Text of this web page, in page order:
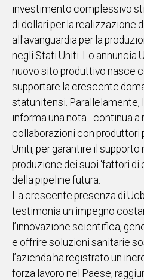
ALTRE
NOTIZIE
POLITICA
IN
ITALIA
NEL
MONDO
SPORT
EVENTI
STORIE
VIDEO
UNISCITI
investimento complessivo
di dollari per la realizzazione
all'avanguardia per la
negli Stati Uniti. Lo annuncia
nuovo sito produttivo nasce
supportare la crescente
statunitensi. Parallelamente,
informa una nota - continua
collaborazioni con produttori
Uniti, per garantire il
produzione dei suoi ‘fattori di
della pipeline futura.
La crescente presenza di
testimonia un impegno
l’innovazione scientifica,
e offrire soluzioni sanitarie
l’azienda ha registrato un
forza lavoro nel Paese,